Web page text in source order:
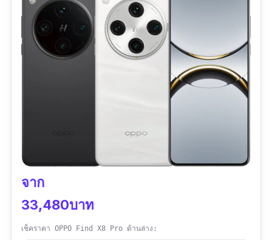
กล้องหลัง 50MP + 48MP Telephoto (ซูม
5X) + 48MP Ultrawide
กล้องหน้า 42MP ถ่ายเซลฟี่คมชัดระดับโปร
วิดีโอสูงสุด 8K 30fps จากกล้องหลัง และ 4K
3.1GHz
RAM 16GB / ROM สูงสุด 1TB (UFS 3.1)
แบตเตอรี่ 5,060mAh ชาร์จไว 37W และชาร์จ
ไร้สาย Pixel Stand 23W
ชุดกล้องหลังจัดเต็ม 3 ตัว: กล้องหลัก 50MP, มุม
กว้าง 50MP และเทเลโฟโต้ 200MP ครอบคลุมทุก
การถ่ายตั้งแต่วิวกว้างจนถึงพอร์ตเทรตซูมไกล
รองรับโหมด High Resolution และ Pro สำหรับผู้ที่
ต้องการควบคุมการถ่ายแบบมืออาชีพ
2800×1260 พิกเซล รองรับอัตรารีเฟรช 120Hz ให้
ทำให้การใช้งานกลางแดดชัดเจนกว่ามือถือถ่ายรูป
สวยหลายรุ่นในตลาด
ชิป Dimensity 9400 สถาปัตยกรรม 3nm ให้
ความเร็วสูงสุด 3.626GHz ทำงานคู่กับ RAM
จาก
33,480บาท
เช็คราคา OPPO Find X8 Pro ด้านล่าง: